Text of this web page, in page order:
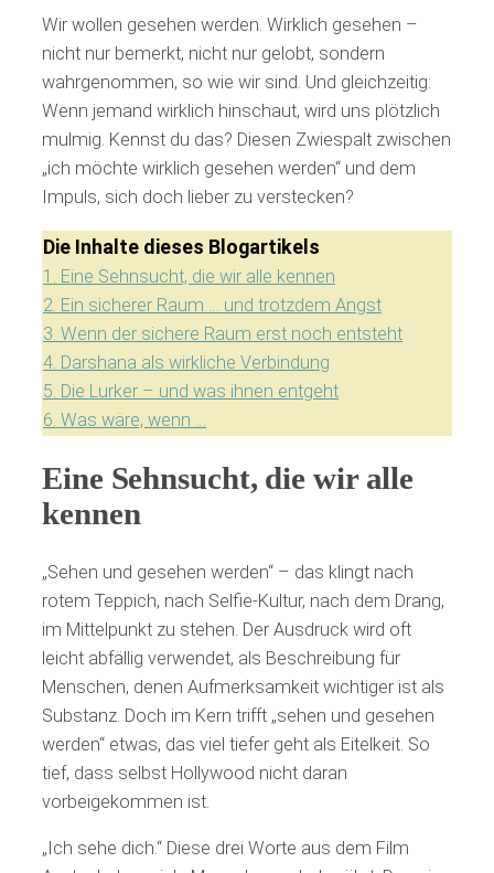
Wir wollen gesehen werden. Wirklich gesehen –
nicht nur bemerkt, nicht nur gelobt, sondern
wahrgenommen, so wie wir sind. Und gleichzeitig:
Wenn jemand wirklich hinschaut, wird uns plötzlich
mulmig. Kennst du das? Diesen Zwiespalt zwischen
„ich möchte wirklich gesehen werden“ und dem
Impuls, sich doch lieber zu verstecken?
Die Inhalte dieses Blogartikels
1.
Eine Sehnsucht, die wir alle kennen
2. Ein sicherer Raum … und trotzdem Angst
3. Wenn der sichere Raum erst noch entsteht
4. Darshana als wirkliche Verbindung
5. Die Lurker – und was ihnen entgeht
6. Was wäre, wenn …
Eine Sehnsucht, die wir alle
kennen
„Sehen und gesehen werden“ – das klingt nach
rotem Teppich, nach Selfie-Kultur, nach dem Drang,
im Mittelpunkt zu stehen. Der Ausdruck wird oft
leicht abfällig verwendet, als Beschreibung für
Menschen, denen Aufmerksamkeit wichtiger ist als
Substanz. Doch im Kern trifft „sehen und gesehen
werden“ etwas, das viel tiefer geht als Eitelkeit. So
tief, dass selbst Hollywood nicht daran
vorbeigekommen ist.
„Ich sehe dich.“ Diese drei Worte aus dem Film